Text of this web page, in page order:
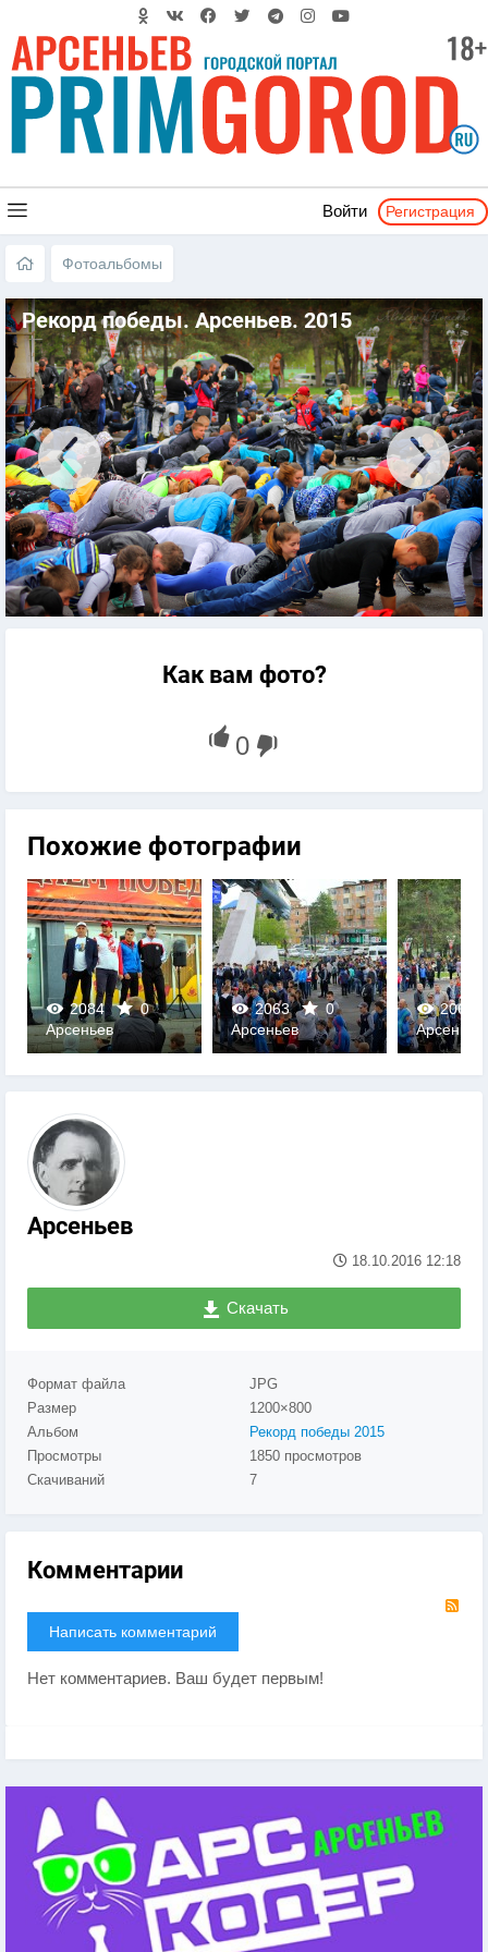
Войти Регистрация
Фотоальбомы
Рекорд победы. Арсеньев. 2015
Как вам фото?
Похожие фотографии
2084
0
0
Арсеньев
2063
0
0
Арсеньев
2068
0
Арсеньев
Арсеньев
18.10.2016 12:18
Скачать
Формат файла
JPG
Размер
1200×800
Альбом
Рекорд победы 2015
Просмотры
1850 просмотров
Скачиваний
7
Комментарии
Написать комментарий
Нет комментариев. Ваш будет первым!